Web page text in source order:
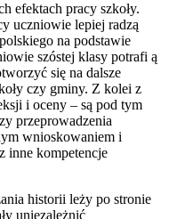
efektach pracy szkoły.
uczniowie lepiej radzą
na podstawie
szóstej klasy potrafi ą
się na dalsze
czy gminy. Z kolei z
i oceny – są pod tym
przeprowadzenia
wnioskowaniem i
inne kompetencje
historii leży po stronie
uniezależnić